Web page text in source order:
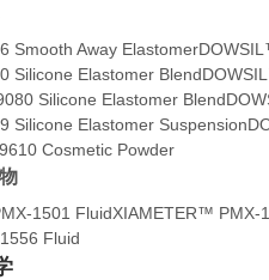
Smooth Away Elastomer
Silicone Elastomer Blend
Silicone Elastomer Blend
Silicone Elastomer Suspension
Cosmetic Powder
1501 FluidXIAMETER™ PMX-
Fluid